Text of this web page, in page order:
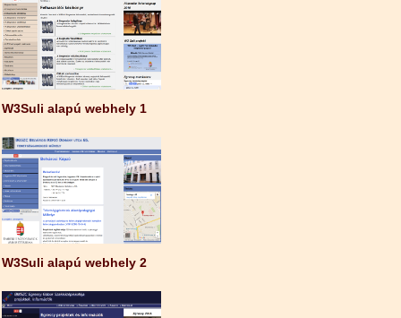
W3Suli alapú webhely 1
W3Suli alapú webhely 2